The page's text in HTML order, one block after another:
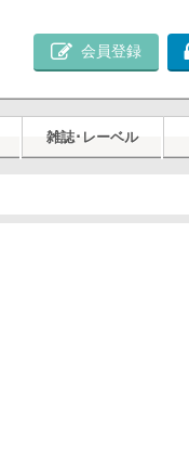
会員登録
雑誌･レーベル